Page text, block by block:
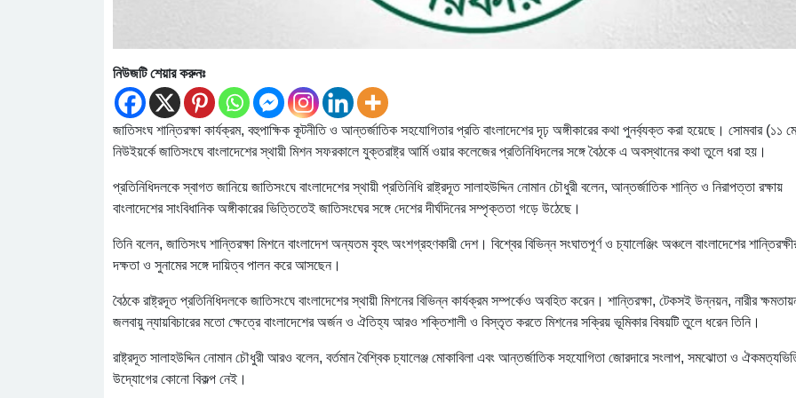
নিউজটি শেয়ার করুনঃ
জাতিসংঘ শান্তিরক্ষা কার্যক্রম, বহুপাক্ষিক কূটনীতি ও আন্তর্জাতিক সহযোগিতার প্রতি বাংলাদেশের দৃঢ় অঙ্গীকারের কথা পুনর্ব্যক্ত করা হয়েছে। সোমবার (১১
নিউইয়র্কে জাতিসংঘে বাংলাদেশের স্থায়ী মিশন সফরকালে যুক্তরাষ্ট্র আর্মি ওয়ার কলেজের প্রতিনিধিদলের সঙ্গে বৈঠকে এ অবস্থানের কথা তুলে ধরা হয়।
প্রতিনিধিদলকে স্বাগত জানিয়ে জাতিসংঘে বাংলাদেশের স্থায়ী প্রতিনিধি রাষ্ট্রদূত সালাহউদ্দিন নোমান চৌধুরী বলেন, আন্তর্জাতিক শান্তি ও নিরাপত্তা রক্ষায়
বাংলাদেশের সাংবিধানিক অঙ্গীকারের ভিত্তিতেই জাতিসংঘের সঙ্গে দেশের দীর্ঘদিনের সম্পৃক্ততা গড়ে উঠেছে।
তিনি বলেন, জাতিসংঘ শান্তিরক্ষা মিশনে বাংলাদেশ অন্যতম বৃহৎ অংশগ্রহণকারী দেশ। বিশ্বের বিভিন্ন সংঘাতপূর্ণ ও চ্যালেঞ্জিং অঞ্চলে বাংলাদেশের
দক্ষতা ও সুনামের সঙ্গে দায়িত্ব পালন করে আসছেন।
বৈঠকে রাষ্ট্রদূত প্রতিনিধিদলকে জাতিসংঘে বাংলাদেশের স্থায়ী মিশনের বিভিন্ন কার্যক্রম সম্পর্কেও অবহিত করেন। শান্তিরক্ষা, টেকসই উন্নয়ন, নারীর
জলবায়ু ন্যায়বিচারের মতো ক্ষেত্রে বাংলাদেশের অর্জন ও ঐতিহ্য আরও শক্তিশালী ও বিস্তৃত করতে মিশনের সক্রিয় ভূমিকার বিষয়টি তুলে ধরেন তিনি।
রাষ্ট্রদূত সালাহউদ্দিন নোমান চৌধুরী আরও বলেন, বর্তমান বৈশ্বিক চ্যালেঞ্জ মোকাবিলা এবং আন্তর্জাতিক সহযোগিতা জোরদারে সংলাপ, সমঝোতা ও
উদ্যোগের কোনো বিকল্প নেই।